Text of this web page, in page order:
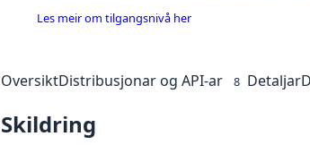
Les meir om tilgangsnivå her
OversiktDistribusjonar og API-ar 8 Detaljar
Skildring